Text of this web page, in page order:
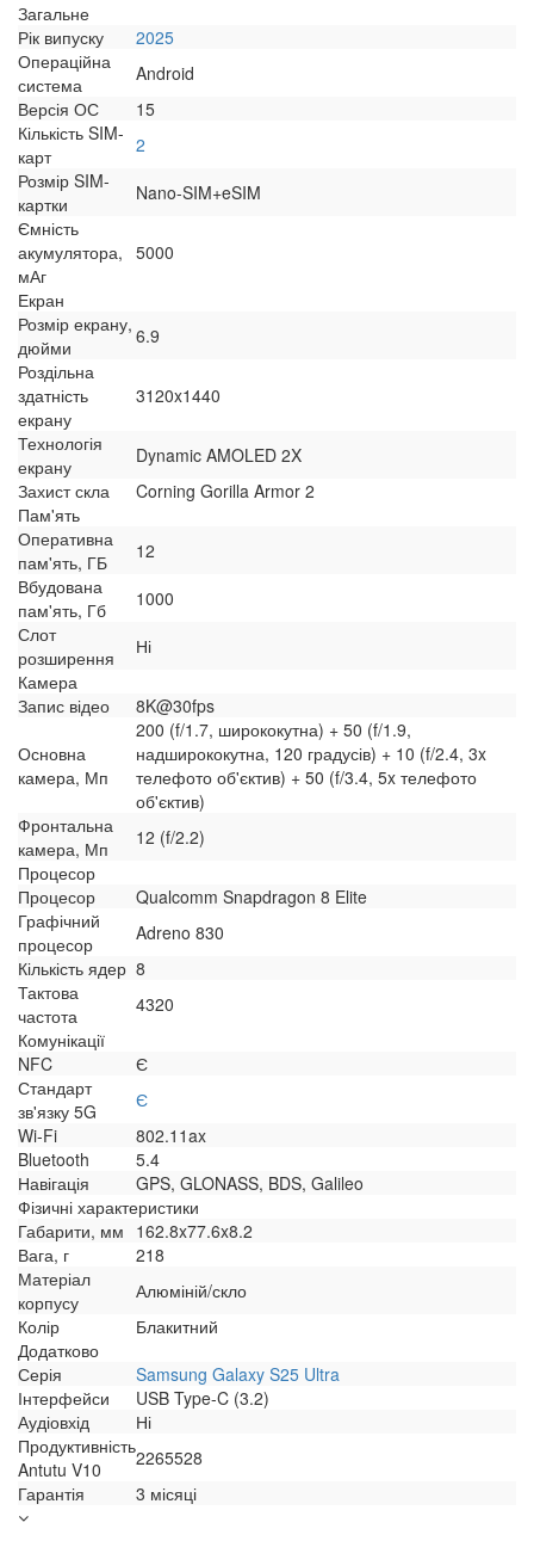
Загальне
Рік випуску
2025
Операційна
система
Android
Версія ОС
15
Кількість SIM-
карт
2
Розмір SIM-
картки
Nano-SIM+eSIM
Ємність
акумулятора,
мАг
5000
Екран
Розмір екрану,
дюйми
6.9
Роздільна
здатність
екрану
3120x1440
Технологія
екрану
Dynamic AMOLED 2X
Захист скла
Corning Gorilla Armor 2
Пам'ять
Оперативна
пам'ять, ГБ
12
Вбудована
пам'ять, Гб
1000
Слот
розширення
Ні
Камера
Запис відео
8K@30fps
Основна
камера, Мп
200 (f/1.7, ширококутна) + 50 (f/1.9,
надширококутна, 120 градусів) + 10 (f/2.4, 3x
телефото об'єктив) + 50 (f/3.4, 5x телефото
об'єктив)
Фронтальна
камера, Мп
12 (f/2.2)
Процесор
Процесор
Qualcomm Snapdragon 8 Elite
Графічний
процесор
Adreno 830
Кількість ядер 8
Тактова
частота
4320
Комунікації
NFC
Є
Стандарт
зв'язку 5G
Є
Wi-Fi
802.11ax
Bluetooth
5.4
Навігація
GPS, GLONASS, BDS, Galileo
Фізичні характеристики
Габарити, мм 162.8x77.6x8.2
Вага, г
218
Матеріал
корпусу
Алюміній/скло
Колір
Блакитний
Додатково
Серія
Samsung Galaxy S25 Ultra
Інтерфейси
USB Type-C (3.2)
Аудіовхід
Ні
Продуктивність
Antutu V10
2265528
Гарантія
3 місяці